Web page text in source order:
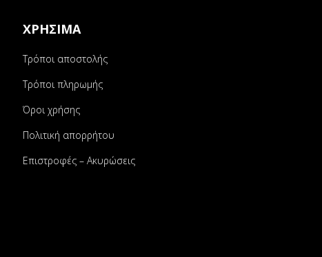
ΧΡΗΣΙΜΑ
Τρόποι αποστολής
Τρόποι πληρωμής
Όροι χρήσης
Πολιτική απορρήτου
Επιστροφές – Ακυρώσεις